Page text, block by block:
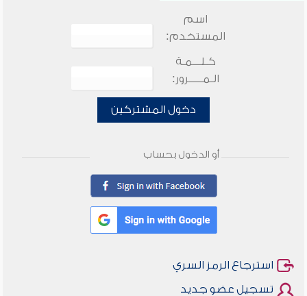
اسم
المستخدم:
كـلـــمـة
الـمـــــرور:
دخول المشتركين
أو الدخول بحساب
استرجاع الرمز السري
تسجيل عضو جديد